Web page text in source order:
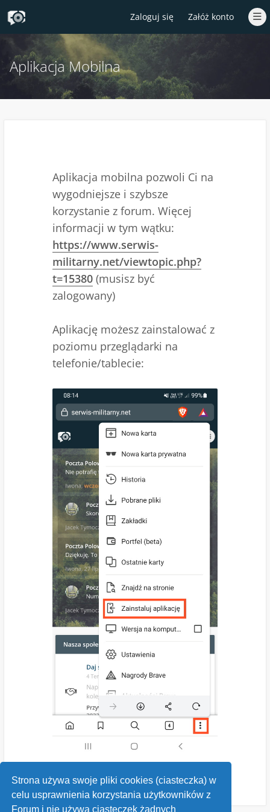
Strona używa swoje pliki cookies (ciasteczka) w
celu usprawnienia korzystania użytkowników z
Forum i nie używa ciasteczek żadnych
Zaloguj się Załóż konto
Aplikacja Mobilna
Aplikacja mobilna pozwoli Ci na
wygodniejsze i szybsze
korzystanie z forum. Więcej
informacji w tym wątku:
https://www.serwis-
militarny.net/viewtopic.php?
t=15380 (musisz być
zalogowany)
Aplikację możesz zainstalować z
poziomu przeglądarki na
telefonie/tablecie: